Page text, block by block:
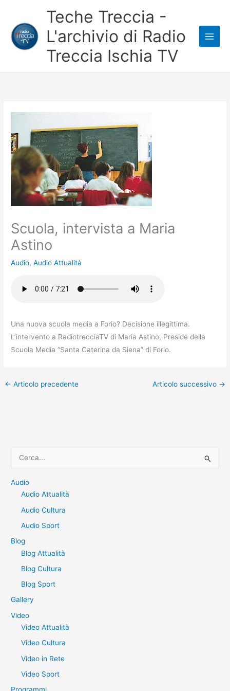
contenuto
Teche Treccia -
L'archivio di Radio
Treccia Ischia TV
Scuola, intervista a Maria
Astino
Audio,Audio Attualità
Una nuova scuola media a Forio? Decisione illegittima.
L’intervento a RadiotrecciaTV di Maria Astino, Preside della
Scuola Media “Santa Caterina da Siena” di Forio.
← Articolo precedente Articolo successivo →
r
Audio
Audio Attualità
Audio Cultura
Audio Sport
Blog
Blog Attualità
Blog Cultura
Blog Sport
Gallery
Video
Video Attualità
Video Cultura
Video in Rete
Video Sport